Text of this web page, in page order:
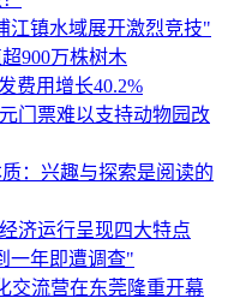
江镇水域展开激烈竞技"
900万株树木
费用增长40.2%
门票难以支持动物园改
：兴趣与探索是阅读的
济运行呈现四大特点
一年即遭调查"
交流营在东莞隆重开幕